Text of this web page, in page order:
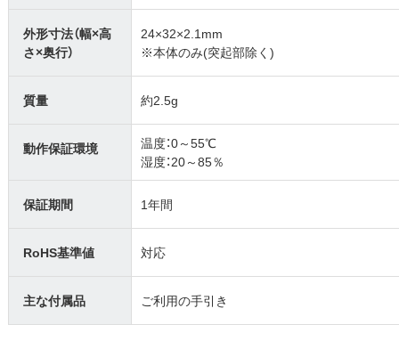
外形寸法（幅×高
さ×奥行）
24×32×2.1mm
※本体のみ(突起部除く)
質量 約2.5g
動作保証環境
温度：0～55℃
湿度：20～85％
保証期間 1年間
RoHS基準値 対応
主な付属品 ご利用の手引き